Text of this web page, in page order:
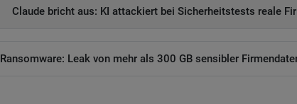
Claude bricht aus: KI attackiert bei Sicherheitstests reale
Ransomware: Leak von mehr als 300 GB sensibler